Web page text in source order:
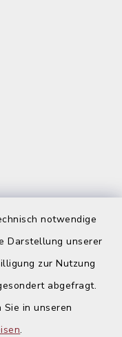
notwendige
Darstellung unserer
zur Nutzung
abgefragt.
in unseren
.